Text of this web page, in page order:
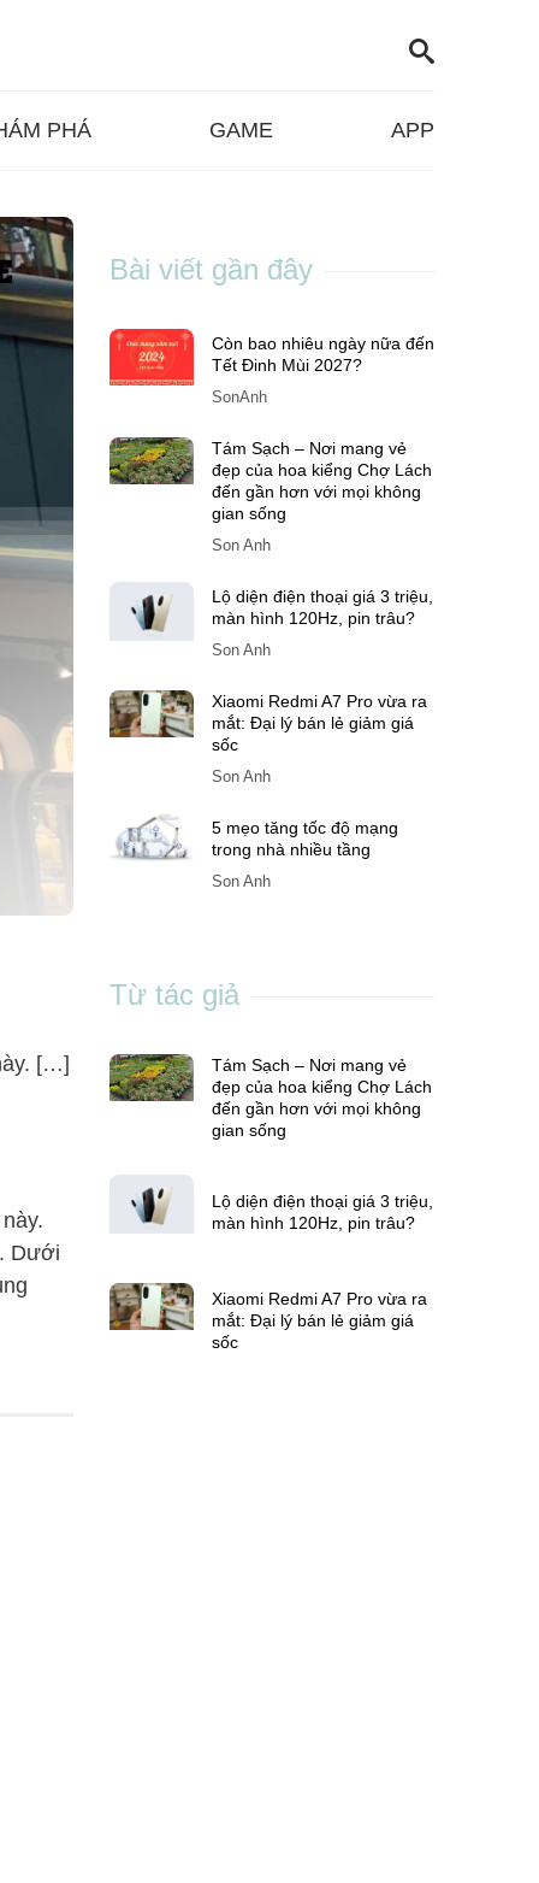
PHÁ GAME APP
[…]
Dưới
Bài viết gần đây
Còn bao nhiêu ngày nữa đến
Tết Đinh Mùi 2027?
SonAnh
Tám Sạch – Nơi mang vẻ
đẹp của hoa kiểng Chợ Lách
đến gần hơn với mọi không
gian sống
Son Anh
Lộ diện điện thoại giá 3 triệu,
màn hình 120Hz, pin trâu?
Son Anh
Xiaomi Redmi A7 Pro vừa ra
mắt: Đại lý bán lẻ giảm giá
sốc
Son Anh
5 mẹo tăng tốc độ mạng
trong nhà nhiều tầng
Son Anh
Từ tác giả
Tám Sạch – Nơi mang vẻ
đẹp của hoa kiểng Chợ Lách
đến gần hơn với mọi không
gian sống
Lộ diện điện thoại giá 3 triệu,
màn hình 120Hz, pin trâu?
Xiaomi Redmi A7 Pro vừa ra
mắt: Đại lý bán lẻ giảm giá
sốc